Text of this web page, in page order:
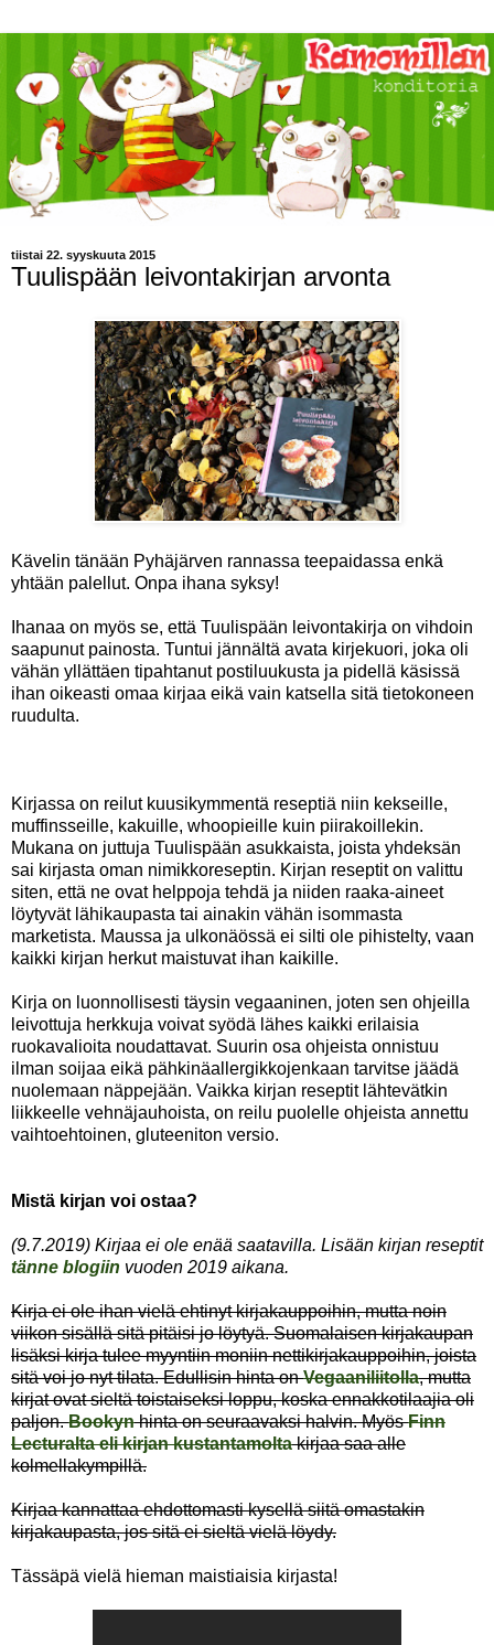
tiistai 22. syyskuuta 2015
Tuulispään leivontakirjan arvonta
Kävelin tänään Pyhäjärven rannassa teepaidassa enkä
yhtään palellut. Onpa ihana syksy!
Ihanaa on myös se, että Tuulispään leivontakirja on vihdoin
saapunut painosta. Tuntui jännältä avata kirjekuori, joka oli
vähän yllättäen tipahtanut postiluukusta ja pidellä käsissä
ihan oikeasti omaa kirjaa eikä vain katsella sitä tietokoneen
ruudulta.
Kirjassa on reilut kuusikymmentä reseptiä niin kekseille,
muffinsseille, kakuille, whoopieille kuin piirakoillekin.
Mukana on juttuja Tuulispään asukkaista, joista yhdeksän
sai kirjasta oman nimikkoreseptin. Kirjan reseptit on valittu
siten, että ne ovat helppoja tehdä ja niiden raaka-aineet
löytyvät lähikaupasta tai ainakin vähän isommasta
marketista. Maussa ja ulkonäössä ei silti ole pihistelty, vaan
kaikki kirjan herkut maistuvat ihan kaikille.
Kirja on luonnollisesti täysin vegaaninen, joten sen ohjeilla
leivottuja herkkuja voivat syödä lähes kaikki erilaisia
ruokavalioita noudattavat. Suurin osa ohjeista onnistuu
ilman soijaa eikä pähkinäallergikkojenkaan tarvitse jäädä
nuolemaan näppejään. Vaikka kirjan reseptit lähtevätkin
liikkeelle vehnäjauhoista, on reilu puolelle ohjeista annettu
vaihtoehtoinen, gluteeniton versio.
Mistä kirjan voi ostaa?
(9.7.2019) Kirjaa ei ole enää saatavilla. Lisään kirjan reseptit
tänne blogiin vuoden 2019 aikana.
Kirja ei ole ihan vielä ehtinyt kirjakauppoihin, mutta noin
viikon sisällä sitä pitäisi jo löytyä. Suomalaisen kirjakaupan
lisäksi kirja tulee myyntiin moniin nettikirjakauppoihin, joista
sitä voi jo nyt tilata. Edullisin hinta onVegaaniliitolla, mutta
kirjat ovat sieltä toistaiseksi loppu, koska ennakkotilaajia oli
paljon.Bookynhinta on seuraavaksi halvin. MyösFinn
Lecturalta eli kirjan kustantamoltakirjaa saa alle
kolmellakympillä.
Kirjaa kannattaa ehdottomasti kysellä siitä omastakin
kirjakaupasta, jos sitä ei sieltä vielä löydy.
Tässäpä vielä hieman maistiaisia kirjasta!